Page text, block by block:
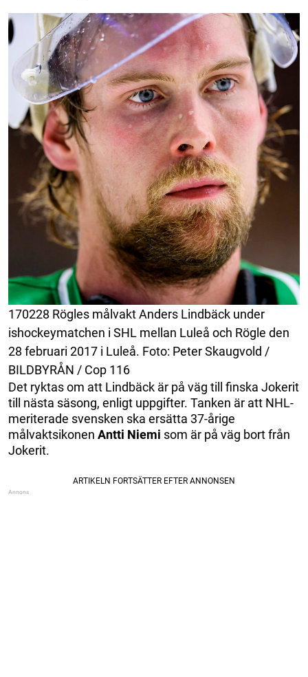
170228 Rögles målvakt Anders Lindbäck under
ishockeymatchen i SHL mellan Luleå och Rögle den
28 februari 2017 i Luleå. Foto: Peter Skaugvold /
BILDBYRÅN / Cop 116
Det ryktas om att Lindbäck är på väg till finska Jokerit
till nästa säsong, enligt uppgifter. Tanken är att NHL-
meriterade svensken ska ersätta 37-årige
målvaktsikonen Antti Niemi som är på väg bort från
Jokerit.